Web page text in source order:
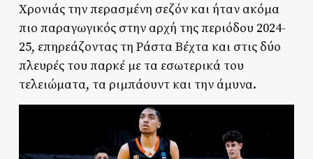
Χρονιάς την περασμένη σεζόν και ήταν ακόμα
πιο παραγωγικός στην αρχή της περιόδου 2024-
25, επηρεάζοντας τη Ράστα Βέχτα και στις δύο
πλευρές του παρκέ με τα εσωτερικά του
τελειώματα, τα ριμπάουντ και την άμυνα.